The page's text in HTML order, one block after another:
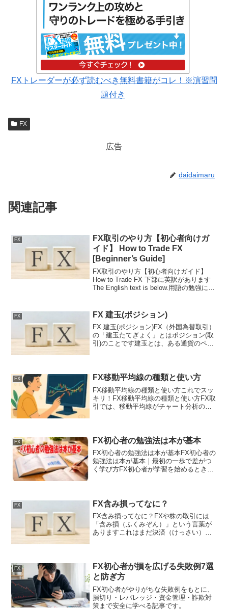
FXトレーダーが必ず読むべき無料書籍がコレ！※演習問
題付き
FX
広告
daidaimaru
関連記事
FX
FX取引のやり方【初心者向けガ
イド】 How to Trade FX
[Beginner’s Guide]
FX取引のやり方【初心者向けガイド】
How to Trade FX 下部に英訳があります
The English text is below.用語の勉強には
取引のやり...
FX FX 建玉(ポジション)
FX 建玉(ポジション)FX（外国為替取引）
の「建玉たてぎょく」とはポジション(取
引)のことです建玉とは、ある通貨のペア
保有している...
FX FX移動平均線の種類と使い方
FX移動平均線の種類と使い方これでスッ
キリ！FX移動平均線の種類と使い方FX取
引では、移動平均線がチャート分析の基
では、FXの移動平...
FX FX初心者の勉強法は本が基本
FX初心者の勉強法は本が基本FX初心者の
勉強法は本が基本｜最初の一歩で差がつ
く学び方FX初心者が学習を始めるとき、
が、最初の土台...
FX FX含み損ってなに？
FX含み損ってなに？FXや株の取引には
「含み損（ふくみぞん）」という言葉が
ありますこれはまだ決済（けっさい）し
きたとえば、1ドル＝...
FX
FX初心者が損を広げる失敗例7選
と防ぎ方
FX初心者がやりがちな失敗例をもとに、
損切り・レバレッジ・資金管理・詐欺対
策まで安全に学べる記事です。